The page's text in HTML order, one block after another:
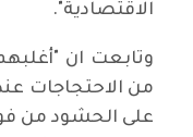
الاقتصادية".
وتابعت ان
من الاحتجاجات
على الحشود من